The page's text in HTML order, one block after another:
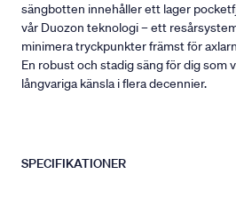
sängbotten innehåller ett lager
vår Duozon teknologi – ett
minimera tryckpunkter främst för
En robust och stadig säng för dig som
långvariga känsla i flera decennier.
SPECIFIKATIONER